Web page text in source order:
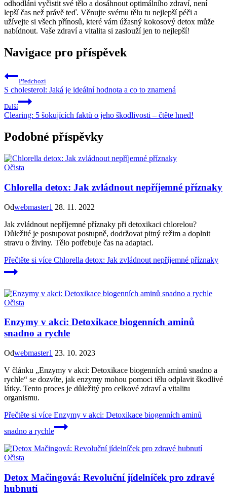
odhodláni vyčistit své tělo a dosáhnout optimálního zdraví, není
lepší čas než právě teď. Věnujte svému tělu tu nejlepší péči a
užívejte si všech přínosů, které vám úžasný kokosový detox může
nabídnout. Vaše zdraví a vitalita si zaslouží jen to nejlepší!
Navigace pro příspěvek
Předchozí
S cholesterol: Jaká je ideální hodnota a co to znamená
Další
Clearing: 5 šokujících faktů o jeho škodlivosti – čtěte hned!
Podobné příspěvky
Očista
Chlorella detox: Jak zvládnout nepříjemné příznaky
Odwebmaster1 28. 11. 2022
Jak zvládnout nepříjemné příznaky při detoxikaci chlorelou?
Důležité je postupovat postupně, dodržovat pitný režim a doplnit
stravu o živiny. Tělo potřebuje čas na adaptaci.
Přečtěte si více Chlorella detox: Jak zvládnout nepříjemné příznaky
Očista
Enzymy v akci: Detoxikace biogenních aminů
snadno a rychle
Odwebmaster1 23. 10. 2023
V článku „Enzymy v akci: Detoxikace biogenních aminů snadno a
rychle“ se dozvíte, jak enzymy mohou pomoci tělu odplavit škodlivé
látky. Tento proces je důležitý pro celkové zdraví a vitalitu
organismu.
Přečtěte si více Enzymy v akci: Detoxikace biogenních aminů
snadno a rychle
Očista
Detox Mačingová: Revoluční jídelníček pro zdravé
hubnutí